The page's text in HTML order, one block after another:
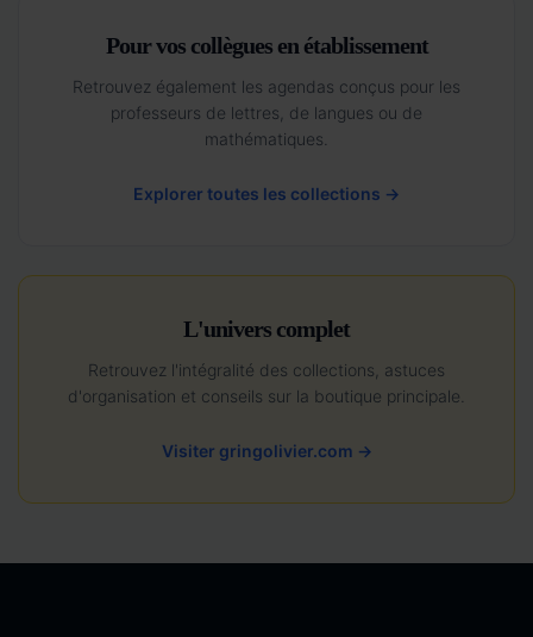
Pour vos collègues en établissement
Retrouvez également les agendas conçus pour les
professeurs de lettres, de langues ou de
mathématiques.
Explorer toutes les collections →
L'univers complet
Retrouvez l'intégralité des collections, astuces
d'organisation et conseils sur la boutique principale.
Visiter gringolivier.com →